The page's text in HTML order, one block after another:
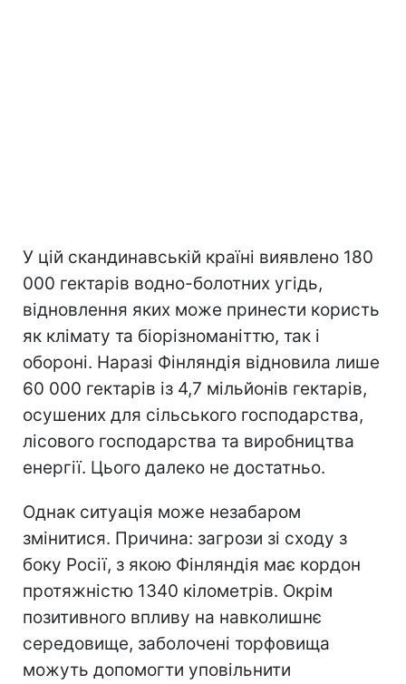
У цій скандинавській країні виявлено 180
000 гектарів водно-болотних угідь,
відновлення яких може принести користь
як клімату та біорізноманіттю, так і
обороні. Наразі Фінляндія відновила лише
60 000 гектарів із 4,7 мільйонів гектарів,
осушених для сільського господарства,
лісового господарства та виробництва
енергії. Цього далеко не достатньо.
Однак ситуація може незабаром
змінитися. Причина: загрози зі сходу з
боку Росії, з якою Фінляндія має кордон
протяжністю 1340 кілометрів. Окрім
позитивного впливу на навколишнє
середовище, заболочені торфовища
можуть допомогти уповільнити